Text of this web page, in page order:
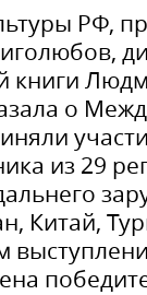
РФ,
книги
о
из 29
Китай,